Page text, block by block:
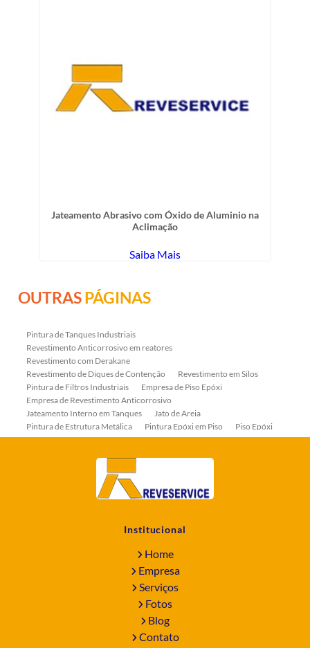
Jateamento Abrasivo com Óxido de Aluminio na
Aclimação
Saiba Mais
OUTRASPÁGINAS
Pintura de Tanques Industriais
Revestimento Anticorrosivo em reatores
Revestimento com Derakane
Revestimento de Diques de Contenção
Revestimento em Silos
Pintura de Filtros Industriais
Empresa de Piso Epóxi
Empresa de Revestimento Anticorrosivo
Jateamento Interno em Tanques
Jato de Areia
Pintura de Estrutura Metálica
Pintura Epóxi em Piso
Piso Epóxi
Piso Epóxi Autonivelante
Revestimento E-coat em Serpentinas
Revestimentos Anticorrosivos em Trocadores de Calor
Revestimentos em Tanques
Revestimentos Fenólicos
Empresa Jateamento Abrasivo
Jateamento Abrasivo
Jateamento Abrasivo em Bombas
Jateamento Abrasivo Industrial
Jateamento com Granalha de Aço
Jateamento com Microesfera de Vidro
Pintura de Equipamentos Industriais
Pintura de Máquinas Industriais
Pintura de Reator Industrial
Pintura de Tanques
Institucional
Home
Empresa
Serviços
Fotos
Blog
Contato